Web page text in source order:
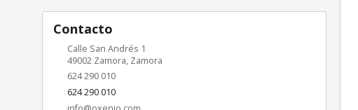
Contacto
Calle San Andrés 1
49002 Zamora, Zamora
624 290 010
624 290 010